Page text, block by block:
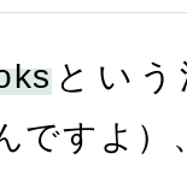
とい
ですよ